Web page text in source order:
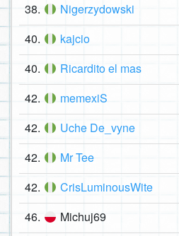
38. Nigerzydowski
40. kajcio
40. Ricardito el mas
42. memexiS
42. Uche De_vyne
42. Mr Tee
42. CrisLuminousWite
46. Michuj69